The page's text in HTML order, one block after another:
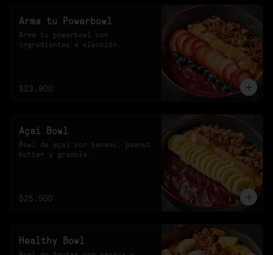
Arma tu Powerbowl
Arma tu powerbowl con
ingredientes a elección.
$23.900
Açai Bowl
Bowl de açai con banano, peanut
butter y granola.
$25.900
Healthy Bowl